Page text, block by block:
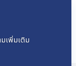
เพิ่มเติม